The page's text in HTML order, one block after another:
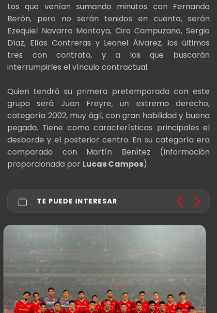
Los que venían sumando minutos con Fernando
Berón, pero no serán tenidos en cuenta, serán
Ezequiel Navarro Montoya, Ciro Campuzano, Sergio
Díaz, Elías Contreras y Leonel Álvarez, los últimos
tres con contrato, y a los que buscarán
interrumpirles el vínculo contractual.
Quien tendrá su primera pretemporada con este
grupo será Juan Freyre, un extremo derecho,
categoría 2002, muy ágil, con gran habilidad y buena
pegada. Tiene como características principales el
desborde y el posterior centro. En su categoría era
comparado con Martín Benítez (Información
proporcionada por Lucas Campos).
TE PUEDE INTERESAR